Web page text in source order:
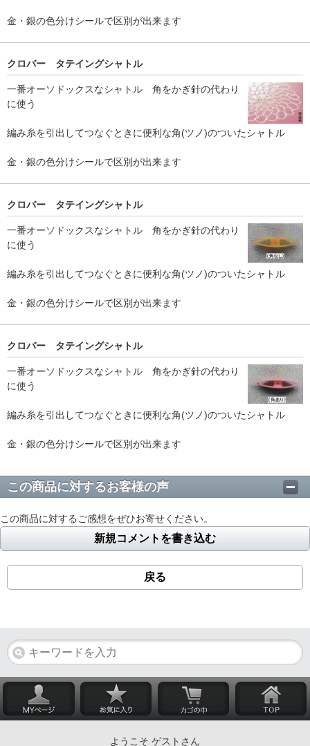
金・銀の色分けシールで区別が出来ます
クロバー タテイングシャトル
一番オーソドックスなシャトル 角をかぎ針の代わり
に使う
編み糸を引出してつなぐときに便利な角(ツノ)のついたシャトル
金・銀の色分けシールで区別が出来ます
クロバー タテイングシャトル
一番オーソドックスなシャトル 角をかぎ針の代わり
に使う
編み糸を引出してつなぐときに便利な角(ツノ)のついたシャトル
金・銀の色分けシールで区別が出来ます
クロバー タテイングシャトル
一番オーソドックスなシャトル 角をかぎ針の代わり
に使う
編み糸を引出してつなぐときに便利な角(ツノ)のついたシャトル
金・銀の色分けシールで区別が出来ます
この商品に対するお客様の声
この商品に対するご感想をぜひお寄せください。
新規コメントを書き込む
戻る
ようこそ ゲストさん